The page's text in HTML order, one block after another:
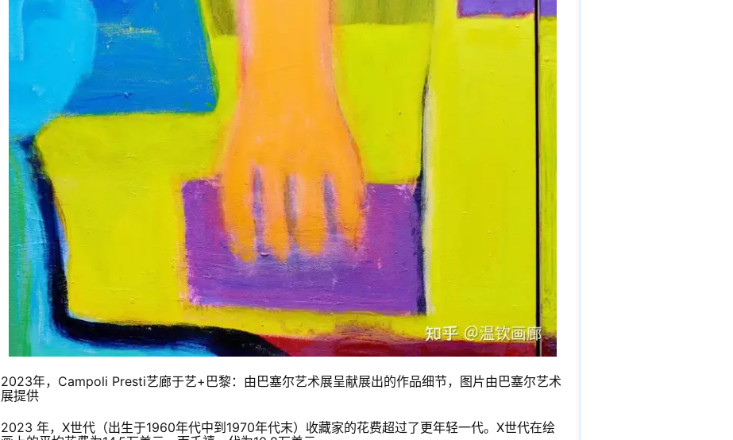
2023年，Campoli Presti艺廊于艺+巴黎：由巴塞尔艺术展呈献展出的作品细节，图片由巴塞尔艺术
展提供
2023 年，X世代（出生于1960年代中到1970年代末）收藏家的花费超过了更年轻一代。X世代在绘